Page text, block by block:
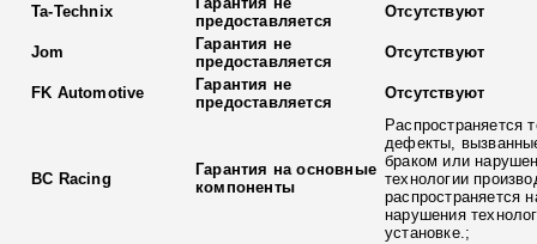
Ta-Technix
предоставляется
Отсутствуют
Jom
Гарантия не
предоставляется
Отсутствуют
FK Automotive
Гарантия не
предоставляется
Отсутствуют
BC Racing
Гарантия на основные
компоненты
Распространяется
дефекты,
браком или
технологии
распространяется
нарушения
установке.;